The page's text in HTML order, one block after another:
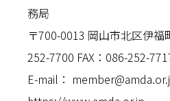
務局
〒700-0013 岡山市北区伊福
252-7700 FAX：086-252-
E-mail：